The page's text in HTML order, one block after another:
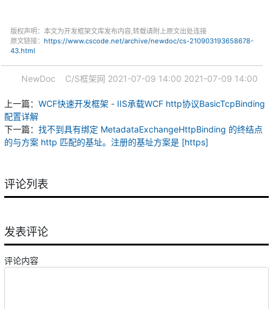
版权声明：本文为开发框架文库发布内容,转载请附上原文出处连接
原文链接： https://www.cscode.net/archive/newdoc/cs-210903193658678-
43.html
NewDoc C/S框架网 2021-07-09 14:00 2021-07-09 14:00
上一篇： WCF快速开发框架 - IIS承载WCF http协议BasicTcpBinding
配置详解
下一篇： 找不到具有绑定 MetadataExchangeHttpBinding 的终结点
的与方案 http 匹配的基址。注册的基址方案是 [https]
评论列表
发表评论
评论内容